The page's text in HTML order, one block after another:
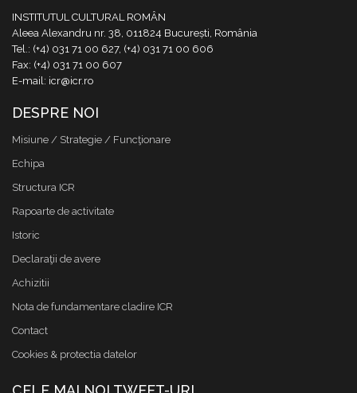
INSTITUTUL CULTURAL ROMÂN
Aleea Alexandru nr. 38, 011824 București, România
Tel.: (+4) 031 71 00 627, (+4) 031 71 00 606
Fax: (+4) 031 71 00 607
E-mail: icr@icr.ro
DESPRE NOI
Misiune / Strategie / Funcţionare
Echipa
Structura ICR
Rapoarte de activitate
Istoric
Declaraţii de avere
Achizitii
Nota de fundamentare cladire ICR
Contact
Cookies & protectia datelor